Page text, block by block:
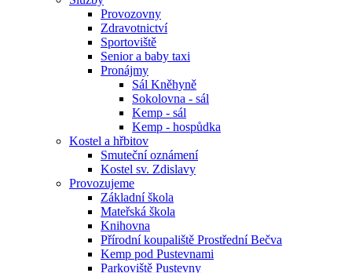
Provozovny
Zdravotnictví
Sportoviště
Senior a baby taxi
Pronájmy
Sál Kněhyně
Sokolovna - sál
Kemp - sál
Kemp - hospůdka
Kostel a hřbitov
Smuteční oznámení
Kostel sv. Zdislavy
Provozujeme
Základní škola
Mateřská škola
Knihovna
Přírodní koupaliště Prostřední Bečva
Kemp pod Pustevnami
Parkoviště Pustevny